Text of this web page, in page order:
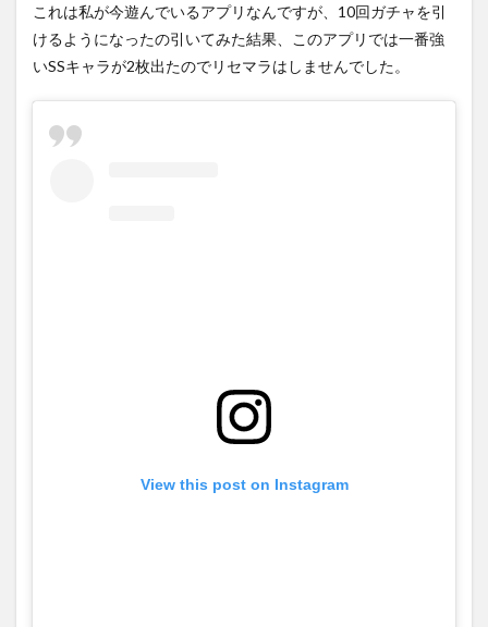
これは私が今遊んでいるアプリなんですが、10回ガチャを引
けるようになったの引いてみた結果、このアプリでは一番強
いSSキャラが2枚出たのでリセマラはしませんでした。
View this post on Instagram